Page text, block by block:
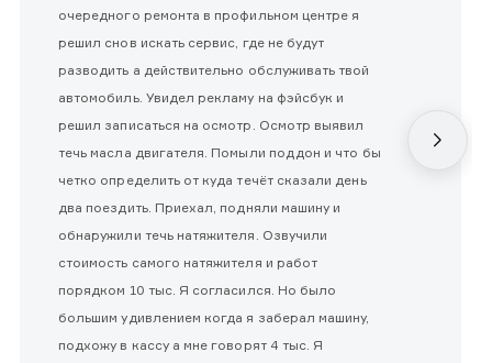
очередного ремонта в профильном центре я
решил снов искать сервис, где не будут
разводить а действительно обслуживать твой
автомобиль. Увидел рекламу на фэйсбук и
решил записаться на осмотр. Осмотр выявил
течь масла двигателя. Помыли поддон и что бы
четко определить от куда течёт сказали день
два поездить. Приехал, подняли машину и
обнаружили течь натяжителя. Озвучили
стоимость самого натяжителя и работ
порядком 10 тыс. Я согласился. Но было
большим удивлением когда я заберал машину,
подхожу в кассу а мне говорят 4 тыс. Я